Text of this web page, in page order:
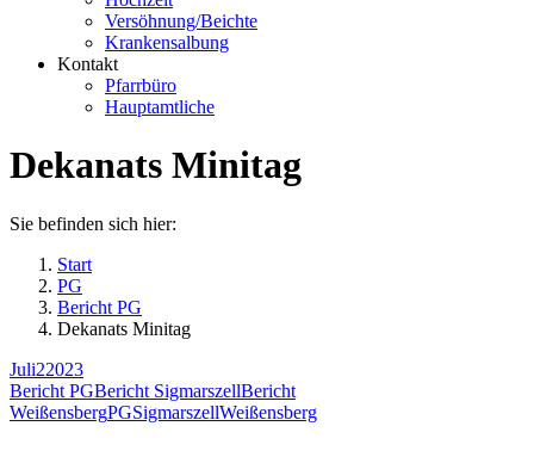
Versöhnung/Beichte
Krankensalbung
Kontakt
Pfarrbüro
Hauptamtliche
Dekanats Minitag
Sie befinden sich hier:
Start
PG
Bericht PG
Dekanats Minitag
Juli22023
Bericht PGBericht SigmarszellBericht
WeißensbergPGSigmarszellWeißensberg